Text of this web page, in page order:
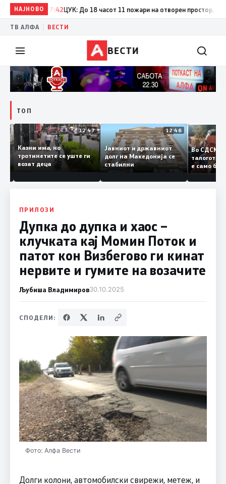
НАЈНОВО
17:42 ЦУК: До 18 часот 11 пожари на отворен простор, од кои
ТВ АЛФА ВЕСТИ
ВЕСТИ
ТОП
12:50
и
12:47
Казни има, но
тротинетите се уште ги
возат деца
12:46
Јавниот и државниот
долг на Македонија се
стабилни
Во
е само
копија
Заев
ПРИЛОЗИ
Дупка до дупка и хаос –
клучката кај Момин Поток и
патот кон Визбегово ги кинат
нервите и гумите на возачите
Љубиша Владимиров30.10.2025
СПОДЕЛИ:
Фото: Алфа Вести
Долги колони, автомобилски свирежи, метеж, и